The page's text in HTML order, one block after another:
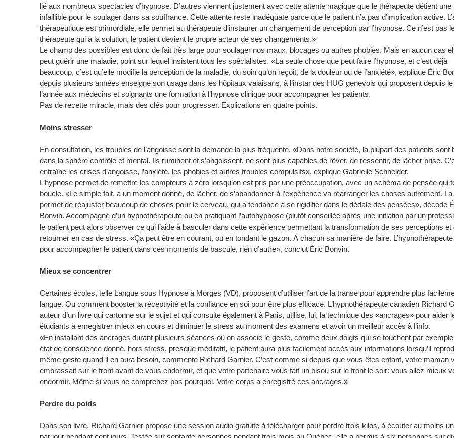
lié aux nombreux spectacles d’hypnose. D’autres viennent justement avec cette attente magique que le thérapeute détient une
infaillible pour le soulager dans sa souffrance. Cette attente reste inadéquate parce que le patient n’a pas d’implication active.
thérapeutique est primordiale, elle permet au thérapeute d’instaurer un changement de perception par l’hypnose. Ce n’est pas
thérapeute qui a la solution, le patient devient le propre acteur de ses changements.»
Le champ des possibles est donc de fait très large pour soulager nos maux, blocages ou autres phobies. Mais en aucun cas
peut guérir une maladie, point sur lequel insistent tous les spécialistes. «La seule chose que peut faire l’hypnose, et c’est déjà
beaucoup, c’est qu’elle modifie la perception de la maladie, du soin qu’on reçoit, de la douleur ou de l’anxiété», explique Éric
depuis plusieurs années enseigne son usage dans les hôpitaux valaisans, à l’instar des HUG genevois qui proposent depuis
l’année aux médecins et soignants une formation à l’hypnose clinique pour accompagner les patients.
Pas de recette miracle, mais des clés pour progresser. Explications en quatre points.
Moins stresser
En consultation, les troubles de l’angoisse sont la demande la plus fréquente. «Dans notre société, la plupart des patients sont
dans la sphère contrôle et mental. Ils ruminent et s’angoissent, ne sont plus capables de rêver, de ressentir, de lâcher prise.
entraîne les crises d’angoisse, l’anxiété, les phobies et autres troubles compulsifs», explique Gabrielle Schneider.
L’hypnose permet de remettre les compteurs à zéro lorsqu’on est pris par une préoccupation, avec un schéma de pensée qui
boucle. «Le simple fait, à un moment donné, de lâcher, de s’abandonner à l’expérience va réarranger les choses autrement.
permet de réajuster beaucoup de choses pour le cerveau, qui a tendance à se rigidifier dans le dédale des pensées», décode
Bonvin. Accompagné d’un hypnothérapeute ou en pratiquant l’autohypnose (plutôt conseillée après une initiation par un
le patient peut alors observer ce qui l’aide à basculer dans cette expérience permettant la transformation de ses perceptions et
retourner en cas de stress. «Ça peut être en courant, ou en tondant le gazon. À chacun sa manière de faire.
pour accompagner le patient dans ces moments de bascule, rien d’autre», conclut Éric Bonvin.
Mieux se concentrer
Certaines écoles, telle Langue sous Hypnose à Morges (VD), proposent d’utiliser l’art de la transe pour apprendre plus
langue. Ou comment booster la réceptivité et la confiance en soi pour être plus efficace. L’hypnothérapeute canadien Richard
auteur d’un livre qui cartonne sur le sujet et qui consulte également à Paris, utilise, lui, la technique des «ancrages» pour aider
étudiants à enregistrer mieux en cours et diminuer le stress au moment des examens et avoir un meilleur accès à l’info.
«En installant des ancrages durant plusieurs séances où on associe le geste, comme deux doigts qui se touchent par
état de conscience donné, hors stress, presque méditatif, le patient aura plus facilement accès aux informations lorsqu’il
même geste quand il en aura besoin, commente Richard Garnier. C’est comme si depuis que vous êtes enfant, votre maman
embrassait sur le front avant de vous endormir, et que votre partenaire vous fait un bisou sur le front le soir: vous allez mieux
endormir. Même si vous ne comprenez pas pourquoi. Votre corps a enregistré ces ancrages.»
Perdre du poids
Dans son livre, Richard Garnier propose une session audio gratuite à télécharger pour perdre trois kilos, à écouter au moins